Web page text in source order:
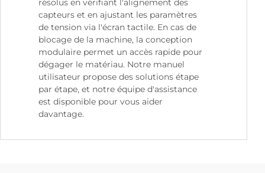
résolus en vérifiant l'alignement des
capteurs et en ajustant les paramètres
de tension via l'écran tactile. En cas de
blocage de la machine, la conception
modulaire permet un accès rapide pour
dégager le matériau. Notre manuel
utilisateur propose des solutions étape
par étape, et notre équipe d'assistance
est disponible pour vous aider
davantage.